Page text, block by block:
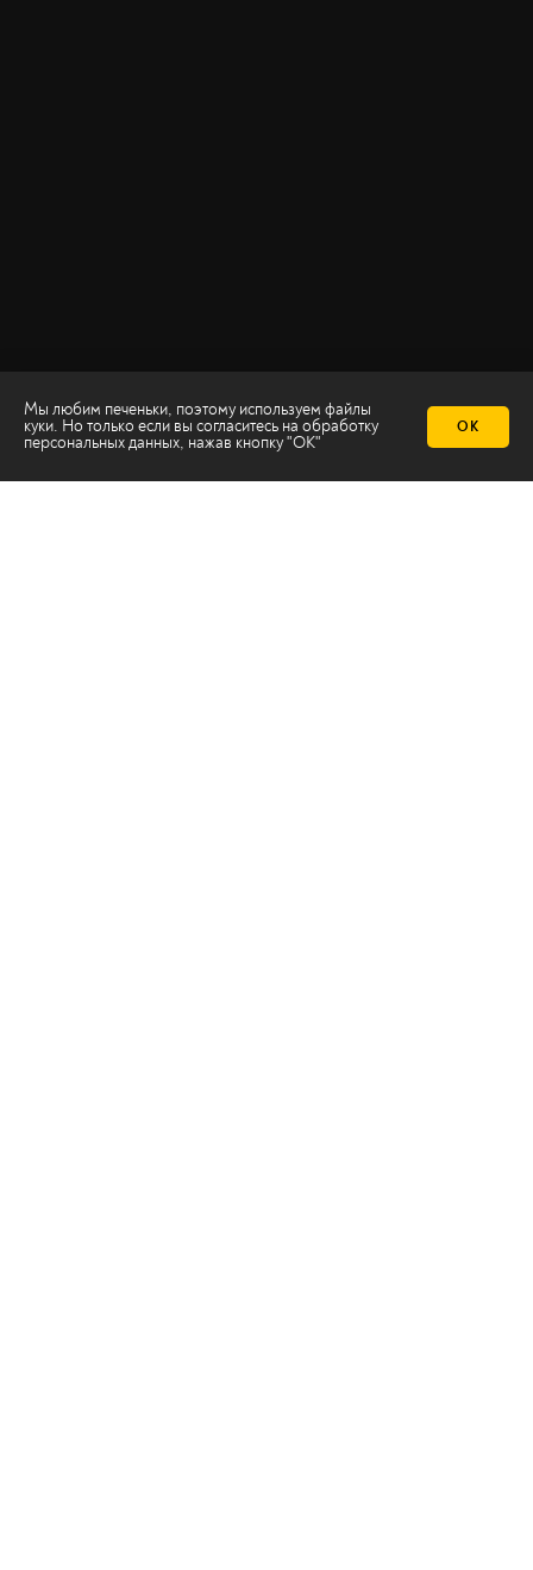
Мы любим печеньки, поэтому используем файлы
куки. Но только если вы согласитесь на обработку
персональных данных, нажав кнопку "ОК"
ОК